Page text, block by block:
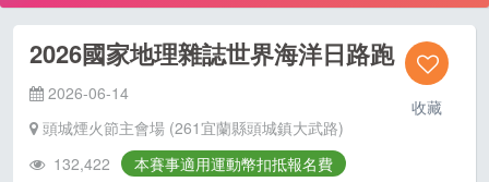
收藏
2026國家地理雜誌世界海洋日路跑
2026-06-14
頭城煙火節主會場 (261宜蘭縣頭城鎮大武路)
132,422
本賽事適用運動幣扣抵報名費